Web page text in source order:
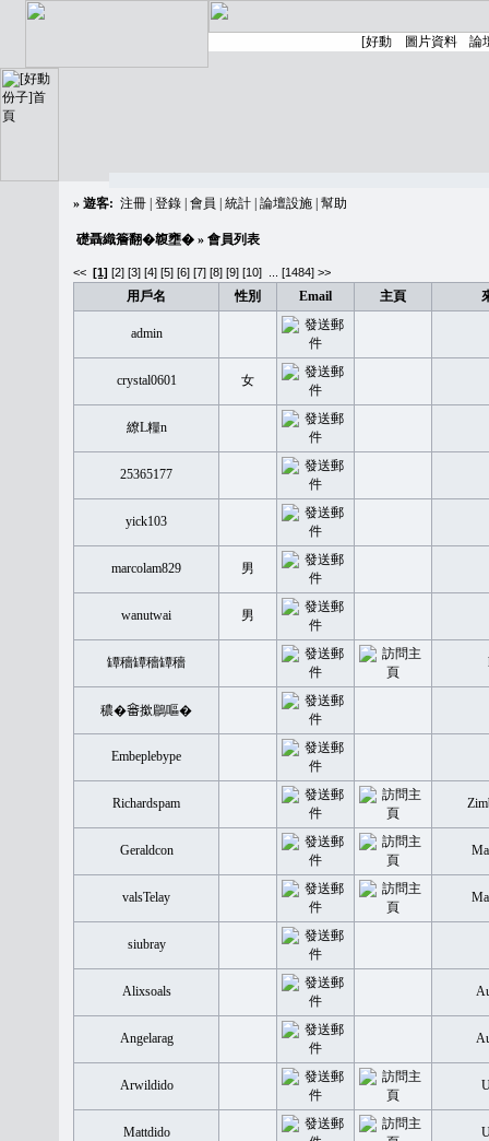
» 遊客: 注冊 登錄 會員 統計 論壇設施 幫助
礎聶織簷翻�䪖壅� » 會員列表
<< [1] [2] [3] [4] [5] [6] [7] [8] [9] [10] [1484] >>
用戶名 性別 Email 主頁
admin
crystal0601 女
繚L糧n
25365177
yick103
marcolam829 男
wanutwai 男
罈穡罈穡罈穡
穠�𤲞撳鶥嘔�
Embeplebype
Richardspam
Geraldcon
valsTelay
siubray
Alixsoals
Angelarag
Arwildido
Mattdido